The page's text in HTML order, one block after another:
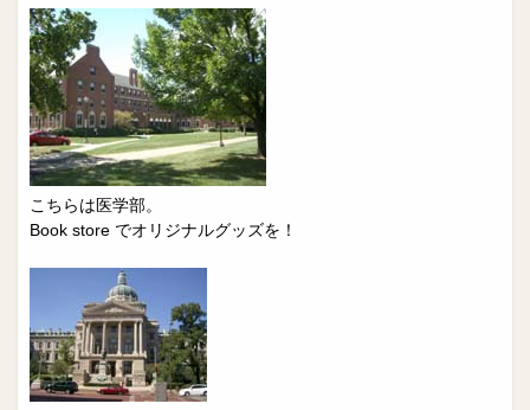
こちらは医学部。
Book store でオリジナルグッズを！